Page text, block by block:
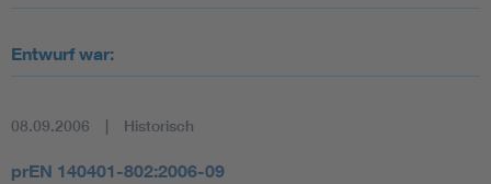
Entwurf war:
08.09.2006 Historisch
prEN 140401-802:2006-09